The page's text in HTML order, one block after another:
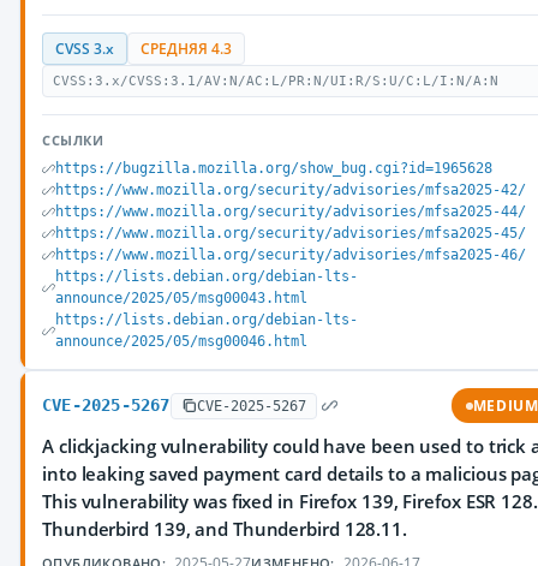
CVSS 3.x СРЕДНЯЯ 4.3
CVSS:3.x/CVSS:3.1/AV:N/AC:L/PR:N/UI:R/S:U/C:L/I:N/A:N
ССЫЛКИ
https://bugzilla.mozilla.org/show_bug.cgi?id=1965628
https://www.mozilla.org/security/advisories/mfsa2025-42/
https://www.mozilla.org/security/advisories/mfsa2025-44/
https://www.mozilla.org/security/advisories/mfsa2025-45/
https://www.mozilla.org/security/advisories/mfsa2025-46/
https://lists.debian.org/debian-lts-
announce/2025/05/msg00043.html
https://lists.debian.org/debian-lts-
announce/2025/05/msg00046.html
CVE-2025-5267 CVE-2025-5267 MEDIUM
A clickjacking vulnerability could have been used to trick
into leaking saved payment card details to a malicious
This vulnerability was fixed in Firefox 139, Firefox ESR
Thunderbird 139, and Thunderbird 128.11.